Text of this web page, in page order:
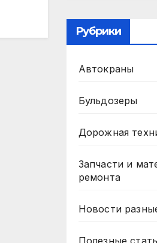
Рубрики
Автокраны
Бульдозеры
Дорожная
Запчасти и
ремонта
Новости
Полезные